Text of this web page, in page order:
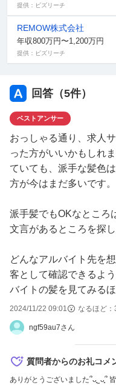
提供：ビズリーチ
REMOW株式会社
年収800万円〜1,200万円
提供：ビズリーチ
回答（5件）
ベストアンサー
おっしゃる通り、求人
った方がいいかもしれ
ていても、派手な髪色
方が今はまだ多いです。
派手髪でもOKなところ
文言があるところを探
どんなアルバイト先を
客として確認できるよ
バイトの髪を見てみるほ
2024/11/22 09:01 なるほど：
ngf59au7さん
質問者からのお礼コメ
ありがとうございました՞ᴗ͈ ̫ ᴗ͈՞